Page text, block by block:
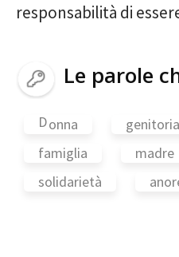
responsabilità di
Le parole
Donna
famiglia
madre
solidarietà